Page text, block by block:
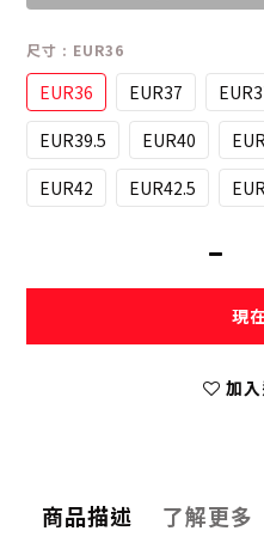
尺寸 : EUR36
EUR36 EUR37
EUR39.5
EUR40
EUR42
EUR42.5
現
加
商品描述 了解更多